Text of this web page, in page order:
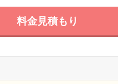
料金見積もり